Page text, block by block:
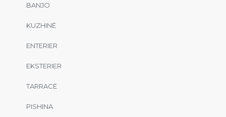
BANJO
KUZHINË
ENTERIER
EKSTERIER
TARRACË
PISHINA